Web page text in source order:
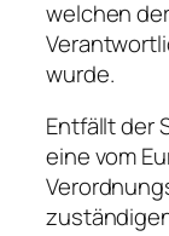
welchen
wurde.
Entfällt der
eine vom